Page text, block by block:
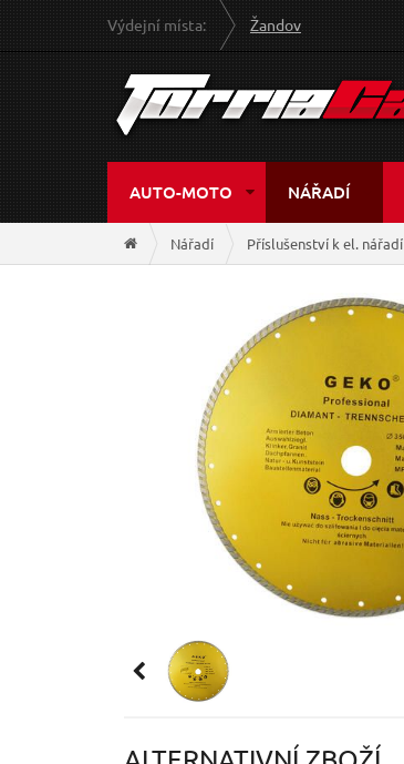
Výdejní místa: Žandov
AUTO-MOTO NÁŘADÍ
Nářadí Příslušenství k el. nářadí